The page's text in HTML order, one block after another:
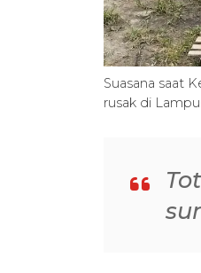
Suasana saat
rusak di